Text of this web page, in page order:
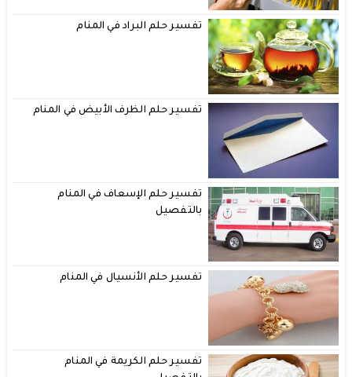
تفسير حلم البراد في المنام
تفسير حلم الظرف الأبيض في المنام
تفسير حلم الإسعاف في المنام
بالتفصيل
تفسير حلم الأنسيال في المنام
تفسير حلم الكريمة في المنام